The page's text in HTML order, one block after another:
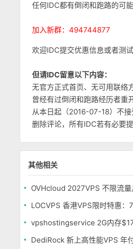
任何IDC都有倒闭和跑路的可
加入新群：494744877
欢迎IDC提交优惠信息或者测
但请IDC留意以下内容：
无官方正式首页、无可用联络
曾经有过倒闭和跑路经历者重
从本日起（2016-07-18）不
删除评论，所有IDC若有必要
其他相关
OVHcloud 2027VPS 不限流
vpshostingservice 2G内存